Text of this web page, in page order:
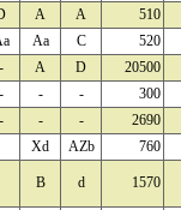
A A 510
Aa C 520
- A D 20500
- - - 300
- - - 2690
Xd AZb 760
B d 1570